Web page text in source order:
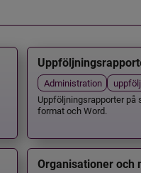
Administration
Uppföljningsrapporter
format och Word.
Organisationer och